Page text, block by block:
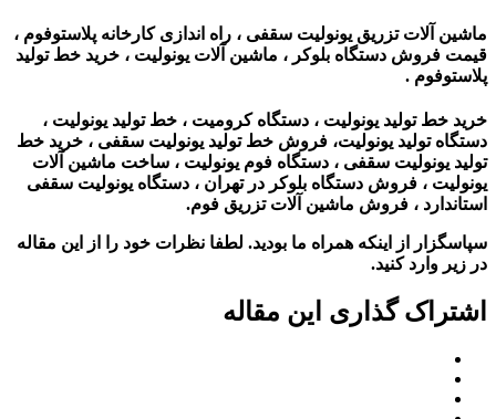
ماشین آلات تزریق یونولیت سقفی ، راه اندازی کارخانه پلاستوفوم ،
قیمت فروش دستگاه بلوکر ، ماشین آلات یونولیت‌ ، خرید خط تولید
پلاستوفوم .
خرید خط تولید یونولیت ، دستگاه کرومیت ، خط تولید یونولیت ،
دستگاه تولید یونولیت، فروش خط تولید یونولیت سقفی ، خرید خط
تولید یونولیت سقفی ، دستگاه فوم یونولیت ، ساخت ماشین آلات
یونولیت ، فروش دستگاه بلوکر در تهران ، دستگاه یونولیت سقفی
استاندارد ، فروش ماشین آلات تزریق فوم.
سپاسگزار از اینکه همراه ما بودید. لطفا نظرات خود را از این مقاله
در زیر وارد کنید.
اشتراک گذاری این مقاله